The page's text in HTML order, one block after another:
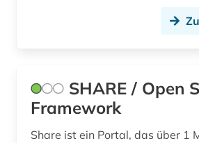
SHARE / Open
Framework
Share ist ein Portal, das über 1